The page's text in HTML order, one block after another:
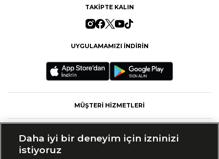
TAKİPTE KALIN
UYGULAMAMIZI İNDİRİN
MÜŞTERİ HİZMETLERİ
Daha iyi bir deneyim için izninizi
istiyoruz